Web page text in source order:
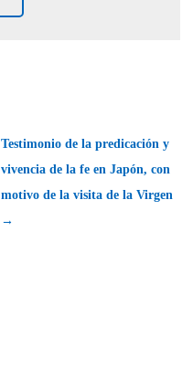
Testimonio de la predicación y
vivencia de la fe en Japón, con
motivo de la visita de la Virgen
→